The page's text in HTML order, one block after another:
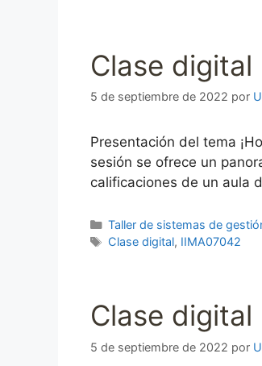
Clase
5 de septiembre de 2022 por
Presentación del tema
sesión se ofrece un
calificaciones de un aula
Categorías
Taller de sistemas de
Etiquetas
Clase digital, IIMA07042
Clase
5 de septiembre de 2022 por